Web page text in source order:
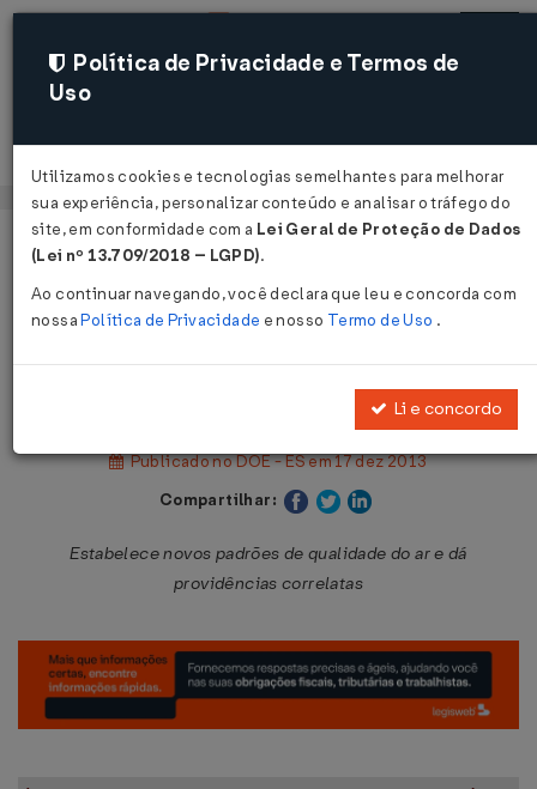
Acessar
Página Inicial
Legislações
Decreto Nº 3463-R DE 16/12/2013
Publicado no DOE - ES em 17 dez 2013
Compartilhar:
Estabelece novos padrões de qualidade do ar e dá
providências correlatas
Política de Privacidade e Termos de
Uso
Utilizamos cookies e tecnologias semelhantes para melhorar
sua experiência, personalizar conteúdo e analisar o tráfego do
site, em conformidade com a Lei Geral de Proteção de Dados
(Lei nº 13.709/2018 – LGPD).
Ao continuar navegando, você declara que leu e concorda com
nossaPolítica de Privacidade e nosso Termo de Uso .
Li e concordo